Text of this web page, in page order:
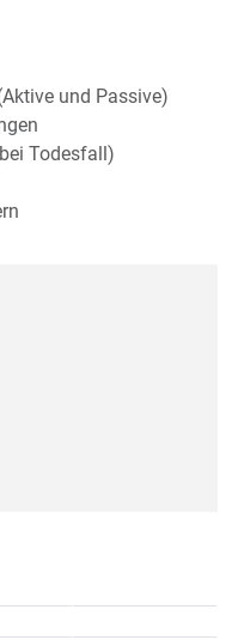
und Passive)
Todesfall)